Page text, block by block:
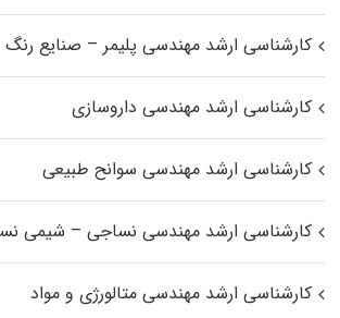
کارشناسی ارشد مهندسی پلیمر – صنایع رنگ
کارشناسی ارشد مهندسی داروسازی
کارشناسی ارشد مهندسی سوانح طبیعی
کارشناسی ارشد مهندسی نساجی – شیمی
کارشناسی ارشد مهندسی متالورژی و مواد